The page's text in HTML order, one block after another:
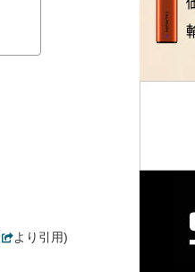
より引用)